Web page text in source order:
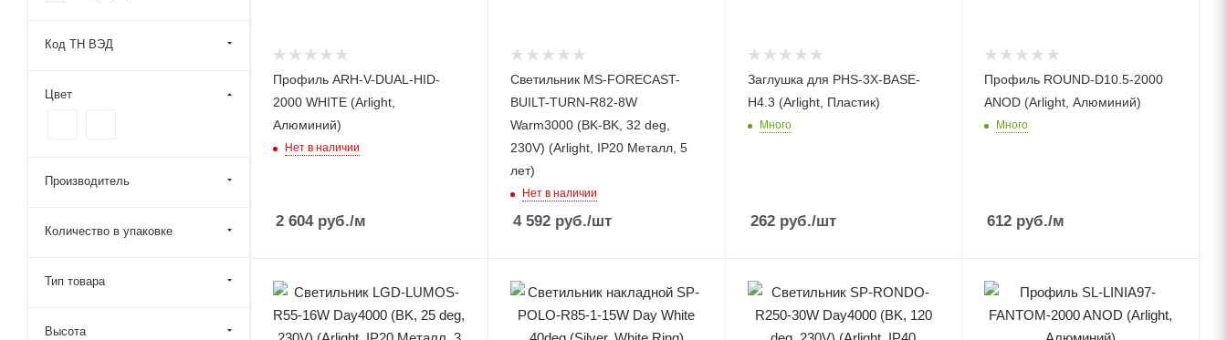
Профиль ARH-V-DUAL-HID-
2000 WHITE (Arlight,
Алюминий)
Нет в наличии
2 604руб./м
Светильник MS-FORECAST-
BUILT-TURN-R82-8W
Warm3000 (BK-BK, 32 deg,
230V) (Arlight, IP20 Металл, 5
лет)
Нет в наличии
4 592руб./шт
Заглушка для PHS-3X-BASE-
H4.3 (Arlight, Пластик)
Много
262руб./шт
Профиль ROUND-D10.5-2000
ANOD (Arlight, Алюминий)
Много
612 руб./м
Код ТН ВЭД
Цвет
Производитель
Количество в упаковке
Тип товара
Высота